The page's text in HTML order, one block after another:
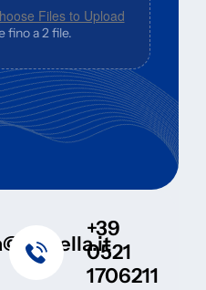
Files to Upload
fino a 2 file.
+39
0521
1706211